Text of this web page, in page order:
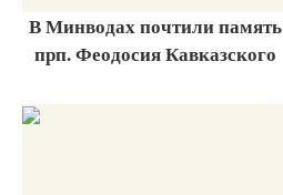
В Минводах почтили память
прп. Феодосия Кавказского